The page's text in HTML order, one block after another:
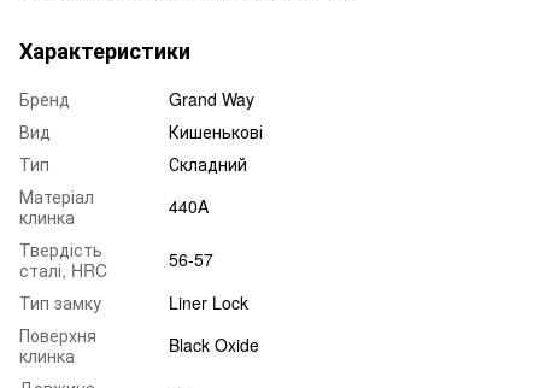
Характеристики
Бренд
Grand Way
Вид
Кишенькові
Тип
Складний
Матеріал
клинка
440A
Твердість
сталі, HRC
56-57
Тип замку
Liner Lock
Поверхня
клинка
Black Oxide